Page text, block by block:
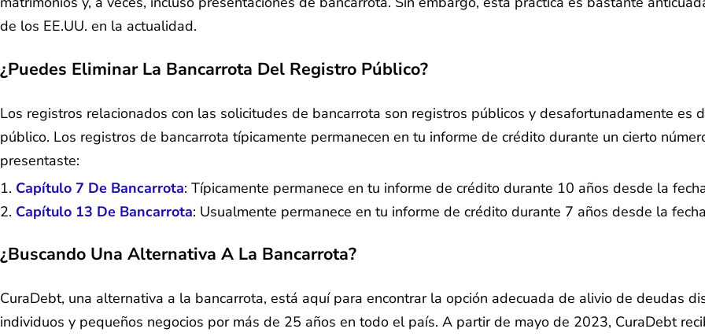
de los EE.UU. en la actualidad.
¿Puedes Eliminar La Bancarrota Del Registro Público?
Los registros relacionados con las solicitudes de bancarrota son registros públicos y desafortunadamente
público. Los registros de bancarrota típicamente permanecen en tu informe de crédito durante un cierto
presentaste:
Capítulo 7 De Bancarrota: Típicamente permanece en tu informe de crédito durante 10 años desde la
Capítulo 13 De Bancarrota: Usualmente permanece en tu informe de crédito durante 7 años desde la
¿Buscando Una Alternativa A La Bancarrota?
CuraDebt, una alternativa a la bancarrota, está aquí para encontrar la opción adecuada de alivio de deudas
individuos y pequeños negocios por más de 25 años en todo el país. A partir de mayo de 2023, CuraDebt